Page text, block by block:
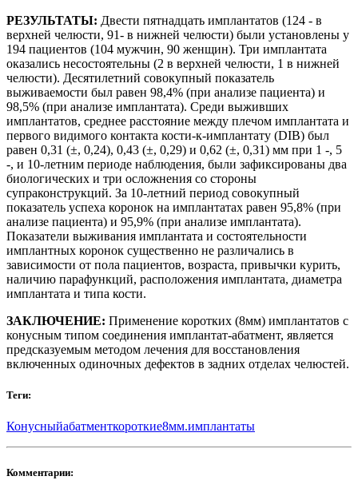
РЕЗУЛЬТАТЫ: Двести пятнадцать имплантатов (124 - в
верхней челюсти, 91- в нижней челюсти) были установлены у
194 пациентов (104 мужчин, 90 женщин). Три имплантата
оказались несостоятельны (2 в верхней челюсти, 1 в нижней
челюсти). Десятилетний совокупный показатель
выживаемости был равен 98,4% (при анализе пациента) и
98,5% (при анализе имплантата). Среди выживших
имплантатов, среднее расстояние между плечом имплантата и
первого видимого контакта кости-к-имплантату (DIB) был
равен 0,31 (±, 0,24), 0,43 (±, 0,29) и 0,62 (±, 0,31) мм при 1 -, 5
-, и 10-летним периоде наблюдения, были зафиксированы два
биологических и три осложнения со стороны
супраконструкций. За 10-летний период совокупный
показатель успеха коронок на имплантатах равен 95,8% (при
анализе пациента) и 95,9% (при анализе имплантата).
Показатели выживания имплантата и состоятельности
имплантных коронок существенно не различались в
зависимости от пола пациентов, возраста, привычки курить,
наличию парафункций, расположения имплантата, диаметра
имплантата и типа кости.
ЗАКЛЮЧЕНИЕ: Применение коротких (8мм) имплантатов с
конусным типом соединения имплантат-абатмент, является
предсказуемым методом лечения для восстановления
включенных одиночных дефектов в задних отделах челюстей.
Теги:
Конусныйабатменткороткие8мм.имплантаты
Комментарии: